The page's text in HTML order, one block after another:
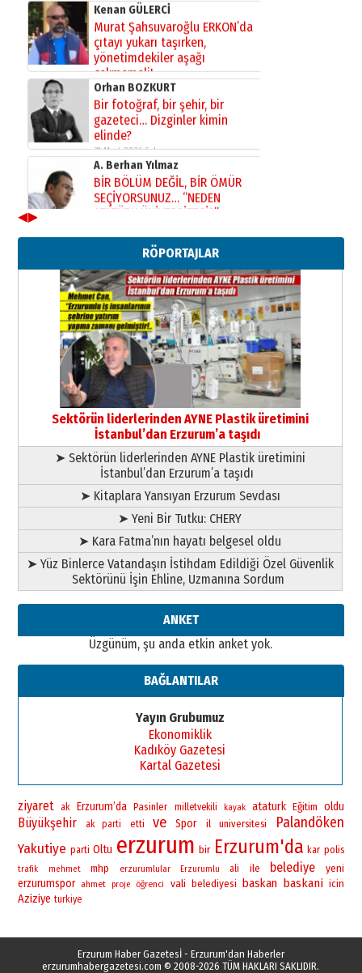
Murat Şahsuvaroğlu ERKON’da
çıtayı yukarı taşırken,
yönetimdekiler aşağı
çekmemeli!
17 Şubat 2026 SalıOrhan BOZKURT
Bir fotoğraf, bir şehir, bir
gazeteci… Dizginler kimin
elinde?
31 Mart 2026 Salı
A. Berhan Yılmaz
BİR BÖLÜM DEĞİL, BİR ÖMÜR
SEÇİYORSUNUZ… “NEDEN
ATATÜRK ÜNİVERSİTESİ?”
28 Temmuz 2026 Salı
Ahmed Yesevi’den bir Alperen…
”Reisimiz” idi… Hakka yürüdü.!
26 Mart 2026 Perşembe
Cem Bakırcı
Ardında bıraktığı hatıralarıyla
gönül adamı Faruk Terzioğlu!
13 Mayıs 2026 Çarşamba
Esat BİNDESEN
Başkan Sekmen’den Erzurum’a
bir vizyon proje daha!
02 Ağustos 2026 Pazar
◀▶
RÖPORTAJLAR
Sektörün liderlerinden AYNE Plastik üretimini
İstanbul’dan Erzurum’a taşıdı
➤ Sektörün liderlerinden AYNE Plastik üretimini
İstanbul’dan Erzurum’a taşıdı
➤ Kitaplara Yansıyan Erzurum Sevdası
➤ Yeni Bir Tutku: CHERY
➤ Kara Fatma’nın hayatı belgesel oldu
➤ Yüz Binlerce Vatandaşın İstihdam Edildiği Özel Güvenlik
Sektörünü İşin Ehline, Uzmanına Sordum
ANKET
Üzgünüm, şu anda etkin anket yok.
BAĞLANTILAR
Yayın Grubumuz
Ekonomiklik
Kadıköy Gazetesi
Kartal Gazetesi
ziyaret ak Erzurum’da Pasinler milletvekili kayak ataturk Eğitim oldu
Büyükşehir ak parti etti ve Spor il universitesi Palandöken
Yakutiye parti Oltu erzurum bir Erzurum'da kar polis
trafik mehmet mhp erzurumlular Erzurumlu ali ile belediye
yeni
erzurumspor ahmet proje öğrenci vali belediyesi baskan baskani icin
Aziziye turkiye
Erzurum Haber Gazetesİ - Erzurum'dan Haberler
erzurumhabergazetesi.com © 2008-2026 TÜM HAKLARI SAKLIDIR.